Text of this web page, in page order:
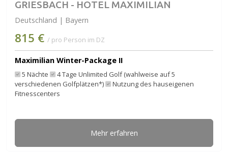
GRIESBACH - HOTEL MAXIMILIAN
Deutschland | Bayern
815 € / pro Person im DZ
Maximilian Winter-Package II
5 Nächte
4 Tage Unlimited Golf (wahlweise auf 5
verschiedenen Golfplätzen*)
Nutzung des hauseigenen
Fitnesscenters
Mehr erfahren